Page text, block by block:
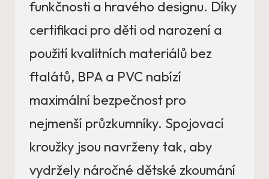
funkčnosti a hravého designu. Díky
certifikaci pro děti od narození a
použití kvalitních materiálů bez
ftalátů, BPA a PVC nabízí
maximální bezpečnost pro
nejmenší průzkumníky. Spojovací
kroužky jsou navrženy tak, aby
vydržely náročné dětské zkoumání